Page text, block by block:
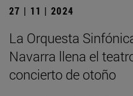
27 | 11 | 2024
La Orquesta
Navarra llena el
concierto de otoño